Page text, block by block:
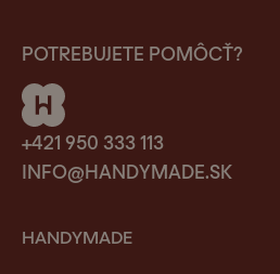
POTREBUJETE POMÔCŤ?
+421 950 333 113
INFO@HANDYMADE.SK
HANDYMADE